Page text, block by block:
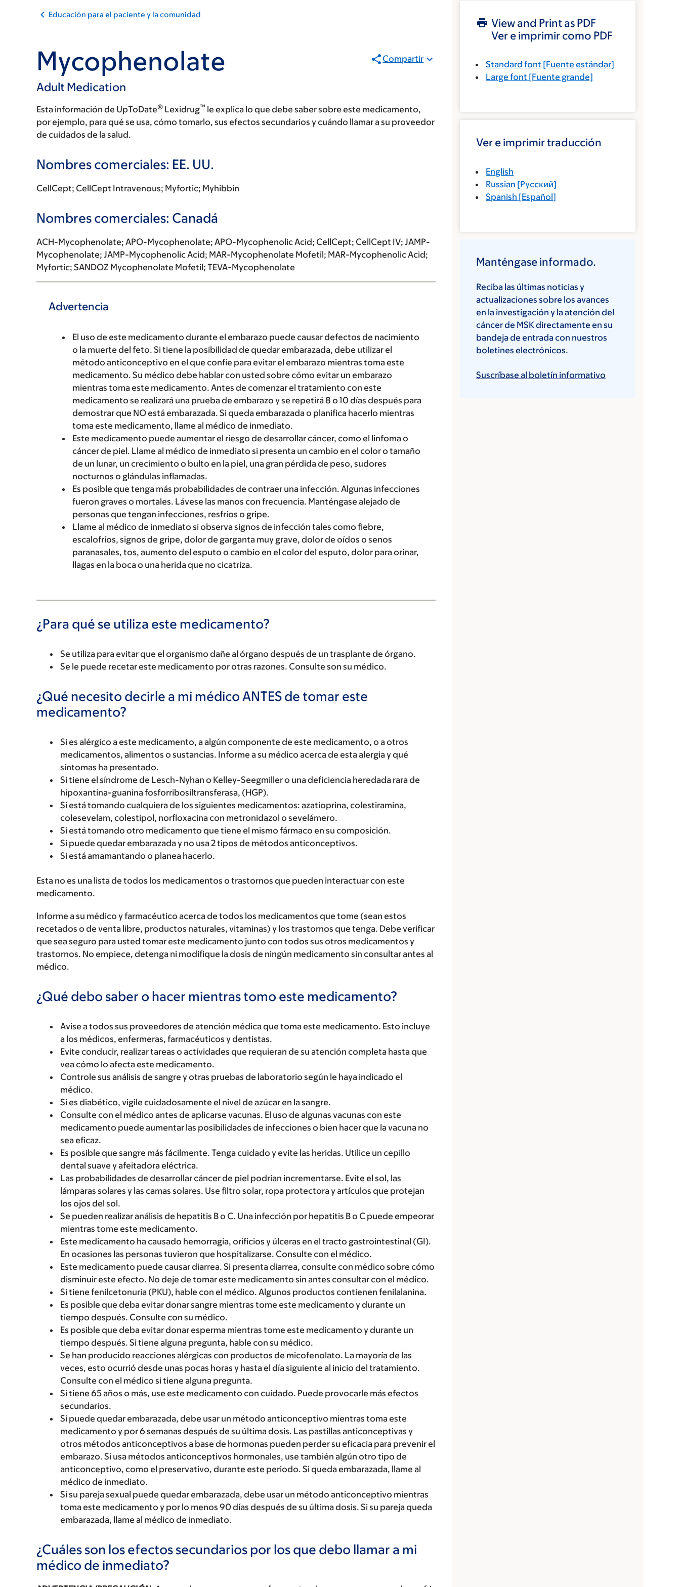
Educación para el paciente y la comunidad
Mycophenolate
Adult Medication
Compartir
Esta información de UpToDate® Lexidrug™ le explica lo que debe saber sobre este medicamento,
por ejemplo, para qué se usa, cómo tomarlo, sus efectos secundarios y cuándo llamar a su proveedor
de cuidados de la salud.
Nombres comerciales: EE. UU.
CellCept; CellCept Intravenous; Myfortic; Myhibbin
Nombres comerciales: Canadá
ACH-Mycophenolate; APO-Mycophenolate; APO-Mycophenolic Acid; CellCept; CellCept IV; JAMP-
Mycophenolate; JAMP-Mycophenolic Acid; MAR-Mycophenolate Mofetil; MAR-Mycophenolic Acid;
Myfortic; SANDOZ Mycophenolate Mofetil; TEVA-Mycophenolate
Advertencia
El uso de este medicamento durante el embarazo puede causar defectos de nacimiento
o la muerte del feto. Si tiene la posibilidad de quedar embarazada, debe utilizar el
método anticonceptivo en el que confíe para evitar el embarazo mientras toma este
medicamento. Su médico debe hablar con usted sobre cómo evitar un embarazo
mientras toma este medicamento. Antes de comenzar el tratamiento con este
medicamento se realizará una prueba de embarazo y se repetirá 8 o 10 días después para
demostrar que NO está embarazada. Si queda embarazada o planifica hacerlo mientras
toma este medicamento, llame al médico de inmediato.
Este medicamento puede aumentar el riesgo de desarrollar cáncer, como el linfoma o
cáncer de piel. Llame al médico de inmediato si presenta un cambio en el color o tamaño
de un lunar, un crecimiento o bulto en la piel, una gran pérdida de peso, sudores
nocturnos o glándulas inflamadas.
Es posible que tenga más probabilidades de contraer una infección. Algunas infecciones
fueron graves o mortales. Lávese las manos con frecuencia. Manténgase alejado de
personas que tengan infecciones, resfríos o gripe.
Llame al médico de inmediato si observa signos de infección tales como fiebre,
escalofríos, signos de gripe, dolor de garganta muy grave, dolor de oídos o senos
paranasales, tos, aumento del esputo o cambio en el color del esputo, dolor para orinar,
llagas en la boca o una herida que no cicatriza.
¿Para qué se utiliza este medicamento?
Se utiliza para evitar que el organismo dañe al órgano después de un trasplante de órgano.
Se le puede recetar este medicamento por otras razones. Consulte son su médico.
¿Qué necesito decirle a mi médico ANTES de tomar este
medicamento?
Si es alérgico a este medicamento, a algún componente de este medicamento, o a otros
medicamentos, alimentos o sustancias. Informe a su médico acerca de esta alergia y qué
síntomas ha presentado.
Si tiene el síndrome de Lesch-Nyhan o Kelley-Seegmiller o una deficiencia heredada rara de
hipoxantina-guanina fosforribosiltransferasa, (HGP).
Si está tomando cualquiera de los siguientes medicamentos: azatioprina, colestiramina,
colesevelam, colestipol, norfloxacina con metronidazol o sevelámero.
Si está tomando otro medicamento que tiene el mismo fármaco en su composición.
Si puede quedar embarazada y no usa 2 tipos de métodos anticonceptivos.
Si está amamantando o planea hacerlo.
Esta no es una lista de todos los medicamentos o trastornos que pueden interactuar con este
medicamento.
Informe a su médico y farmacéutico acerca de todos los medicamentos que tome (sean estos
recetados o de venta libre, productos naturales, vitaminas) y los trastornos que tenga. Debe verificar
que sea seguro para usted tomar este medicamento junto con todos sus otros medicamentos y
trastornos. No empiece, detenga ni modifique la dosis de ningún medicamento sin consultar antes al
médico.
¿Qué debo saber o hacer mientras tomo este medicamento?
Avise a todos sus proveedores de atención médica que toma este medicamento. Esto incluye
a los médicos, enfermeras, farmacéuticos y dentistas.
Evite conducir, realizar tareas o actividades que requieran de su atención completa hasta que
vea cómo lo afecta este medicamento.
Controle sus análisis de sangre y otras pruebas de laboratorio según le haya indicado el
médico.
Si es diabético, vigile cuidadosamente el nivel de azúcar en la sangre.
Consulte con el médico antes de aplicarse vacunas. El uso de algunas vacunas con este
medicamento puede aumentar las posibilidades de infecciones o bien hacer que la vacuna no
sea eficaz.
Es posible que sangre más fácilmente. Tenga cuidado y evite las heridas. Utilice un cepillo
dental suave y afeitadora eléctrica.
Las probabilidades de desarrollar cáncer de piel podrían incrementarse. Evite el sol, las
lámparas solares y las camas solares. Use filtro solar, ropa protectora y artículos que protejan
los ojos del sol.
Se pueden realizar análisis de hepatitis B o C. Una infección por hepatitis B o C puede empeorar
mientras tome este medicamento.
Este medicamento ha causado hemorragia, orificios y úlceras en el tracto gastrointestinal (GI).
En ocasiones las personas tuvieron que hospitalizarse. Consulte con el médico.
Este medicamento puede causar diarrea. Si presenta diarrea, consulte con médico sobre cómo
disminuir este efecto. No deje de tomar este medicamento sin antes consultar con el médico.
Si tiene fenilcetonuria (PKU), hable con el médico. Algunos productos contienen fenilalanina.
Es posible que deba evitar donar sangre mientras tome este medicamento y durante un
tiempo después. Consulte con su médico.
Es posible que deba evitar donar esperma mientras tome este medicamento y durante un
tiempo después. Si tiene alguna pregunta, hable con su médico.
Se han producido reacciones alérgicas con productos de micofenolato. La mayoría de las
veces, esto ocurrió desde unas pocas horas y hasta el día siguiente al inicio del tratamiento.
Consulte con el médico si tiene alguna pregunta.
Si tiene 65 años o más, use este medicamento con cuidado. Puede provocarle más efectos
secundarios.
Si puede quedar embarazada, debe usar un método anticonceptivo mientras toma este
medicamento y por 6 semanas después de su última dosis. Las pastillas anticonceptivas y
otros métodos anticonceptivos a base de hormonas pueden perder su eficacia para prevenir el
embarazo. Si usa métodos anticonceptivos hormonales, use también algún otro tipo de
anticonceptivo, como el preservativo, durante este periodo. Si queda embarazada, llame al
médico de inmediato.
Si su pareja sexual puede quedar embarazada, debe usar un método anticonceptivo mientras
toma este medicamento y por lo menos 90 días después de su última dosis. Si su pareja queda
embarazada, llame al médico de inmediato.
¿Cuáles son los efectos secundarios por los que debo llamar a mi
médico de inmediato?
View and Print as PDF
Ver e imprimir como PDF
Standard font [Fuente estándar]
Large font [Fuente grande]
Ver e imprimir traducción
English
Russian [Русский]
Spanish [Español]
Manténgase informado.
Reciba las últimas noticias y
actualizaciones sobre los avances
en la investigación y la atención del
cáncer de MSK directamente en su
bandeja de entrada con nuestros
boletines electrónicos.
Suscríbase al boletín informativo